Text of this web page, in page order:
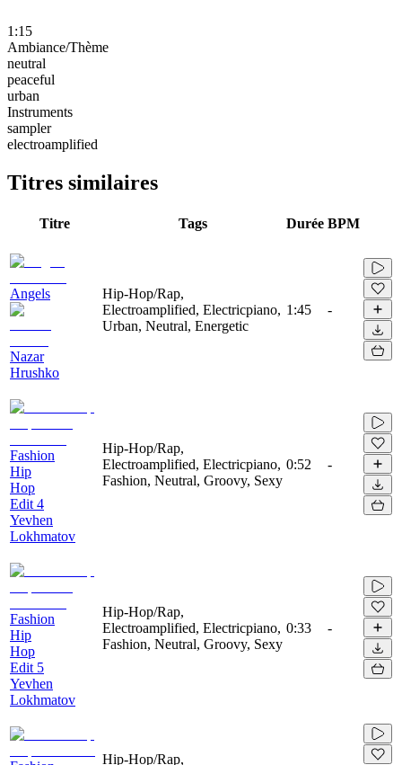
1:15
Ambiance/Thème
neutral
peaceful
urban
Instruments
sampler
electroamplified
Titres similaires
Titre Tags Durée BPM
Angels
Nazar
Hrushko
Hip-Hop/Rap,
Electroamplified, Electricpiano,
Urban, Neutral, Energetic
1:45 -
Fashion
Hip
Hop
Edit 4
Yevhen
Lokhmatov
Hip-Hop/Rap,
Electroamplified, Electricpiano,
Fashion, Neutral, Groovy, Sexy
0:52 -
Fashion
Hip
Hop
Edit 5
Yevhen
Lokhmatov
Hip-Hop/Rap,
Electroamplified, Electricpiano,
Fashion, Neutral, Groovy, Sexy
0:33 -
Hip-Hop/Rap,